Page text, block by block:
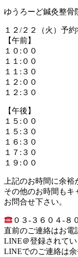
ゆうろーど鍼灸整骨
１２/２２（火）予約
【午前】
１０:００
１１:００
１１:３０
１２:００
１２:３０
【午後】
１５:００
１５:３０
１６:３０
１７:３０
１９:００
上記のお時間に余裕
その他のお時間もキ
お問合せ下さい。
０３-３６０４-８
直前のご連絡はお電
LINE＠登録されて
LINEでのご連絡は余